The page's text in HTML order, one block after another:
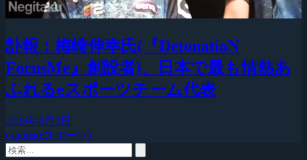
訃報：梅崎伸幸氏(『DetonatioN
FocusMe』創設者)、日本で最も情熱あ
ふれるeスポーツチーム代表
2026年8月3日
esports(eスポーツ)